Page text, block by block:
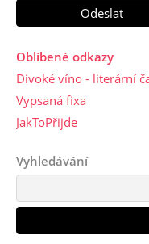
Oblíbené odkazy
Divoké víno - literární
Vypsaná fixa
JakToPřijde
Vyhledávání